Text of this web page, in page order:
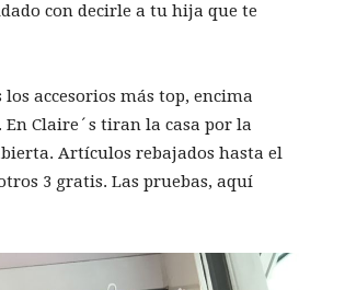
con decirle a tu hija que te
accesorios más top, encima
En Claire´s tiran la casa por la
Artículos rebajados hasta el
3 gratis. Las pruebas, aquí